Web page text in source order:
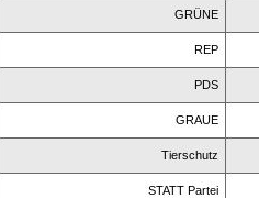
GRÜNE
REP
PDS
GRAUE
Tierschutz
STATT Partei